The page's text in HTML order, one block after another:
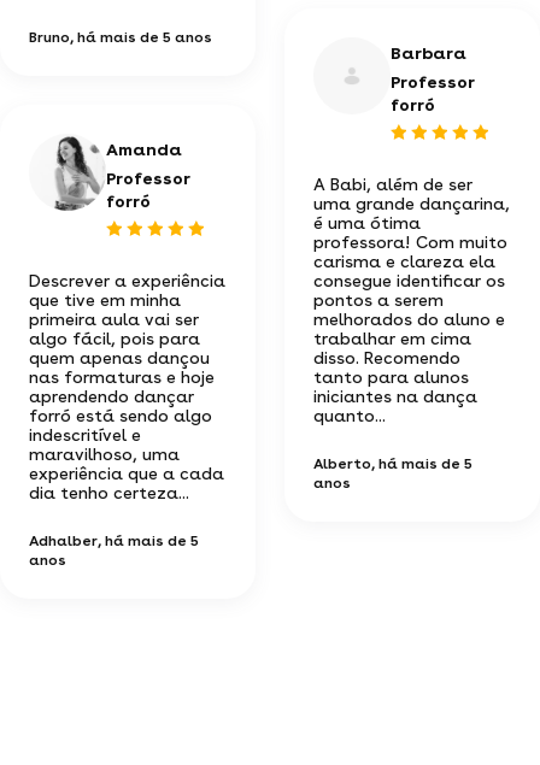
Bruno, há mais de 5 anos
Amanda
Professor
forró
Descrever a experiência
que tive em minha
primeira aula vai ser
algo fácil, pois para
quem apenas dançou
nas formaturas e hoje
aprendendo dançar
forró está sendo algo
indescritível e
maravilhoso, uma
experiência que a cada
dia tenho certeza...
Adhalber, há mais de 5
anos
Barbara
Professor
forró
A Babi, além de ser
uma grande dançarina,
é uma ótima
professora! Com muito
carisma e clareza ela
consegue identificar os
pontos a serem
melhorados do aluno e
trabalhar em cima
disso. Recomendo
tanto para alunos
iniciantes na dança
quanto...
Alberto, há mais de 5
anos